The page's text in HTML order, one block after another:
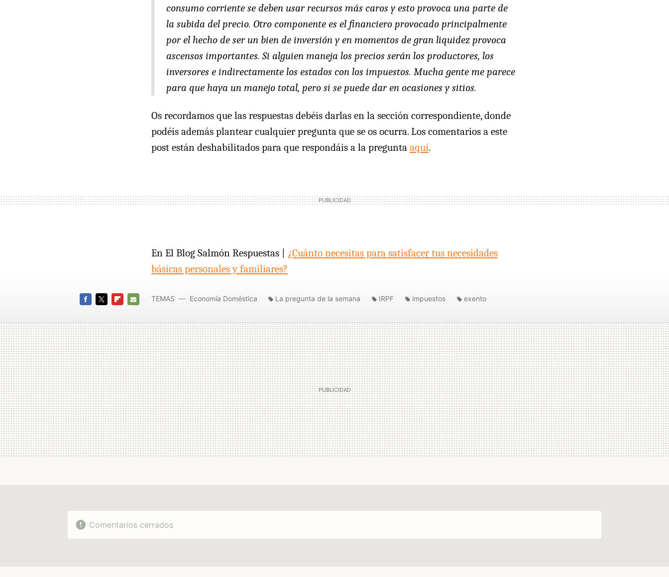
consumo corriente se deben usar recursos más caros y esto provoca una parte de
la subida del precio. Otro componente es el financiero provocado principalmente
por el hecho de ser un bien de inversión y en momentos de gran liquidez provoca
ascensos importantes. Si alguien maneja los precios serán los productores, los
inversores e indirectamente los estados con los impuestos. Mucha gente me parece
para que haya un manejo total, pero si se puede dar en ocasiones y sitios.
Os recordamos que las respuestas debéis darlas en la sección correspondiente, donde
podéis además plantear cualquier pregunta que se os ocurra. Los comentarios a este
post están deshabilitados para que respondáis a la pregunta aquí.
En El Blog Salmón Respuestas | ¿Cuánto necesitas para satisfacer tus necesidades
básicas personales y familiares?
MAIL
TEMAS Economía Doméstica La pregunta de la semana IRPF impuestos exento
Comentarios cerrados